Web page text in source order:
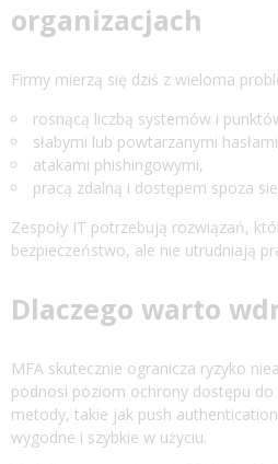
organizacjach
Firmy mierzą się dziś z wieloma
rosnącą liczbą systemów i
słabymi lub powtarzanymi
atakami phishingowymi,
pracą zdalną i dostępem spoza
Zespoły IT potrzebują rozwiązań,
bezpieczeństwo, ale nie utrudniają
Dlaczego warto
MFA skutecznie ogranicza ryzyko
podnosi poziom ochrony dostępu do
metody, takie jak push
wygodne i szybkie w użyciu.